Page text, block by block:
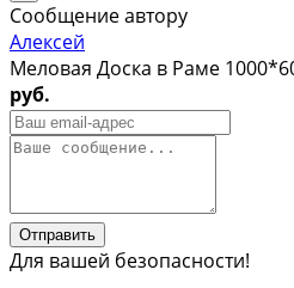
Сообщение автору
Алексей
Меловая Доска в Раме
руб.
Отправить
Для вашей безопасности!